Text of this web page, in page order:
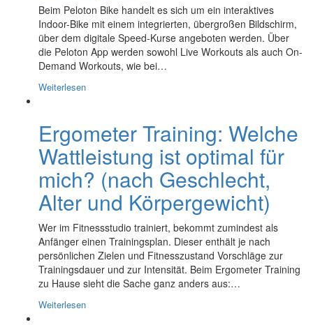
Beim Peloton Bike handelt es sich um ein interaktives
Indoor-Bike mit einem integrierten, übergroßen Bildschirm,
über dem digitale Speed-Kurse angeboten werden. Über
die Peloton App werden sowohl Live Workouts als auch On-
Demand Workouts, wie bei…
Weiterlesen
Ergometer Training: Welche
Wattleistung ist optimal für
mich? (nach Geschlecht,
Alter und Körpergewicht)
Wer im Fitnessstudio trainiert, bekommt zumindest als
Anfänger einen Trainingsplan. Dieser enthält je nach
persönlichen Zielen und Fitnesszustand Vorschläge zur
Trainingsdauer und zur Intensität. Beim Ergometer Training
zu Hause sieht die Sache ganz anders aus:…
Weiterlesen